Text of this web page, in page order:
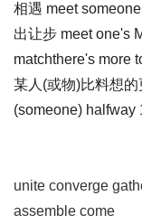
相遇 meet
出让步 meet one's
matchthere's more
某人(或物)比料想
(someone)
unite converge
assemble come